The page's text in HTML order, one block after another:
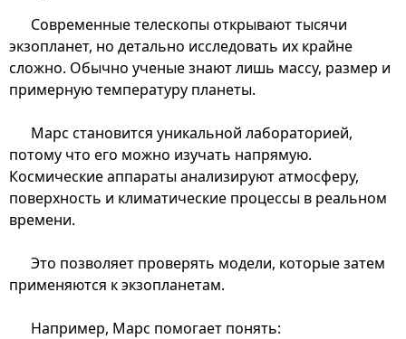
Современные телескопы открывают тысячи
экзопланет, но детально исследовать их крайне
сложно. Обычно ученые знают лишь массу, размер и
примерную температуру планеты.
Марс становится уникальной лабораторией,
потому что его можно изучать напрямую.
Космические аппараты анализируют атмосферу,
поверхность и климатические процессы в реальном
времени.
Это позволяет проверять модели, которые затем
применяются к экзопланетам.
Например, Марс помогает понять: